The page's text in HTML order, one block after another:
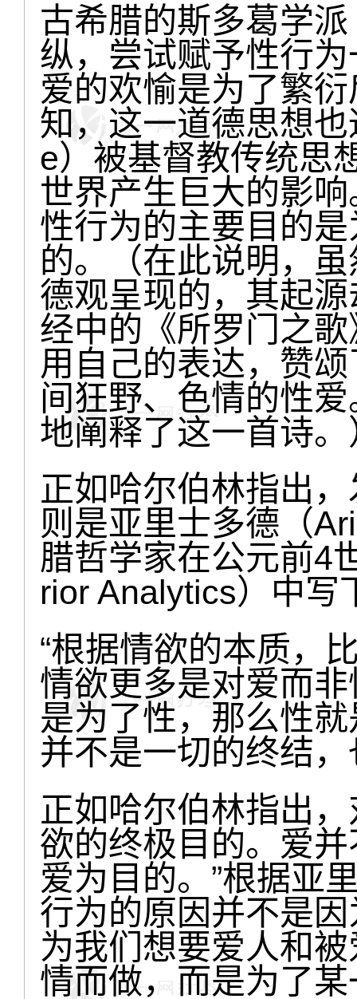
古希腊的斯多葛学
纵，尝试赋予性行
爱的欢愉是为了繁
知，这一道德思想
e）被基督教传统思
世界产生巨大的影
性行为的主要目的
的。（在此说明，
德观呈现的，其起
经中的《所罗门之
用自己的表达，赞
间狂野、色情的性
地阐释了这一首诗。
正如哈尔伯林指出
则是亚里士多德（
腊哲学家在公元前4
rior Analytics）中写
“根据情欲的本质，
情欲更多是对爱而
是为了性，那么性
并不是一切的终结
正如哈尔伯林指出
欲的终极目的。爱
爱为目的。”根据亚
行为的原因并不是
为我们想要爱人和
情而做，而是为了